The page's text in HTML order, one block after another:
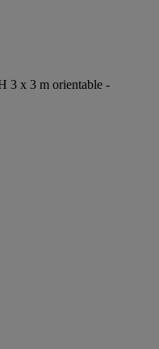
3 x 3 m orientable -